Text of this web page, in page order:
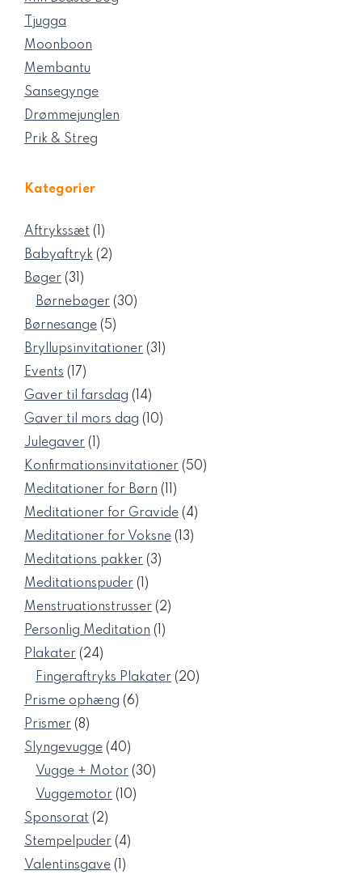
Tjugga
Moonboon
Membantu
Sansegynge
Drømmejunglen
Prik & Streg
Kategorier
Aftrykssæt 11
vare
Babyaftryk 22
Bøger 3131
varer
Børnebøger 3030
Børnesange 55
varer
Bryllupsinvitationer 3131
Events 1717
varer
Gaver til farsdag 1414
varer
Gaver til mors dag 1010
Julegaver 11
vare
Konfirmationsinvitationer 5050
Meditationer for Børn 1111
varer
Meditationer for Gravide 44
Meditationer for Voksne 1313
Meditations pakker 33
Meditationspuder 11
vare
Menstruationstrusser 22
Personlig Meditation 11
Plakater 2424
varer
Fingeraftryks Plakater 2020
Prisme ophæng 66
Prismer 88
varer
Slyngevugge 4040
varer
Vugge + Motor 3030
Vuggemotor 1010
Sponsorat 22
varer
Stempelpuder 44
Valentinsgave 11